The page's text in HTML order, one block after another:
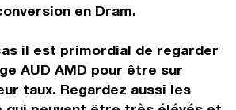
en Dram.
il est primordial de regarder
AUD AMD pour être sur
taux. Regardez aussi les